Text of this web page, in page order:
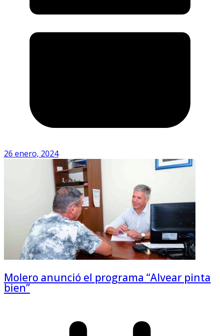
26 enero, 2024
Molero anunció el programa “Alvear pinta
bien”